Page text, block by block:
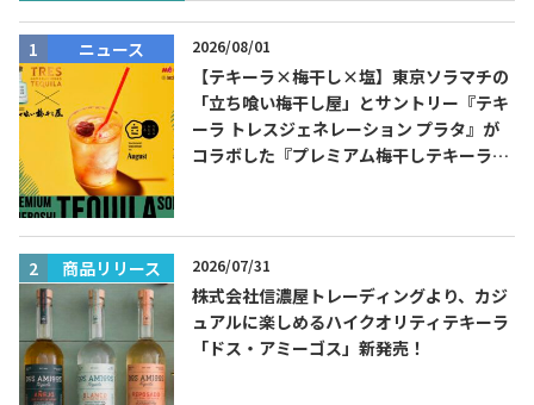
トピックス一覧
Topics List
イベント一覧
Events List
お問合せ
Contact
ニュース 2026/08/01
【テキーラ×梅干し×塩】東京ソラマチの
「立ち喰い梅干し屋」とサントリー『テキ
ーラ トレスジェネレーション プラタ』が
コラボした『プレミアム梅干しテキーラソ
商品リリース 2026/07/31
株式会社信濃屋トレーディングより、カジ
ュアルに楽しめるハイクオリティテキーラ
「ドス・アミーゴス」新発売！